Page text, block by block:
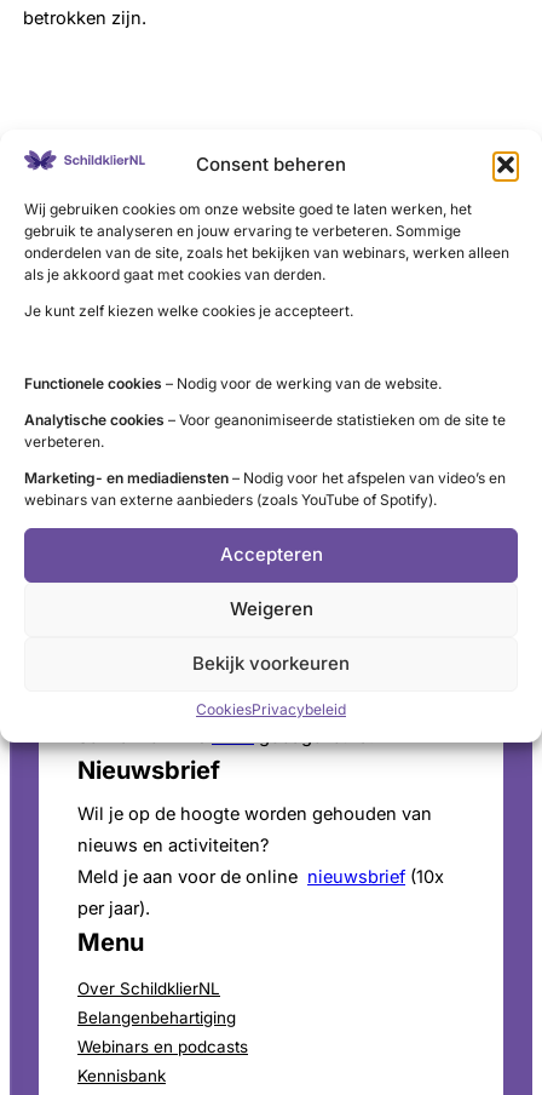
Consent beheren
Wij gebruiken cookies om onze website goed te laten werken, het
gebruik te analyseren en jouw ervaring te verbeteren. Sommige
onderdelen van de site, zoals het bekijken van webinars, werken alleen
als je akkoord gaat met cookies van derden.
Je kunt zelf kiezen welke cookies je accepteert.
Functionele cookies – Nodig voor de werking van de website.
Analytische cookies – Voor geanonimiseerde statistieken om de site te
verbeteren.
Marketing- en mediadiensten – Nodig voor het afspelen van video’s en
webinars van externe aanbieders (zoals YouTube of Spotify).
Accepteren
Weigeren
Bekijk voorkeuren
CookiesPrivacybeleid
betrokken zijn.
LinkedIn
X YouTube
Instagram
Facebook
Contact
info@schildklier.nl
Postbus 60, 3940 AB Doorn
Schildkliertelefoon
Voor een luisterend oor, informatie en
vragen. Ga naar de openingstijden
Pers
Voor persinformatie en mediaverzoeken bekijk
perspagina .
Nieuwsbrief
Wil je op de hoogte worden gehouden van
nieuws en activiteiten?
Meld je aan voor de online nieuwsbrief (10x
per jaar).
Menu
Over SchildklierNL
Belangenbehartiging
Webinars en podcasts
Kennisbank